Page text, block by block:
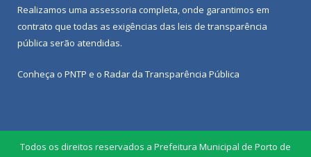
Realizamos uma assessoria completa, onde garantimos em
contrato que todas as exigências das leis de transparência
pública serão atendidas.
Conheça o PNTP e o Radar da Transparência Pública
Todos os direitos reservados a Prefeitura Municipal de Porto de